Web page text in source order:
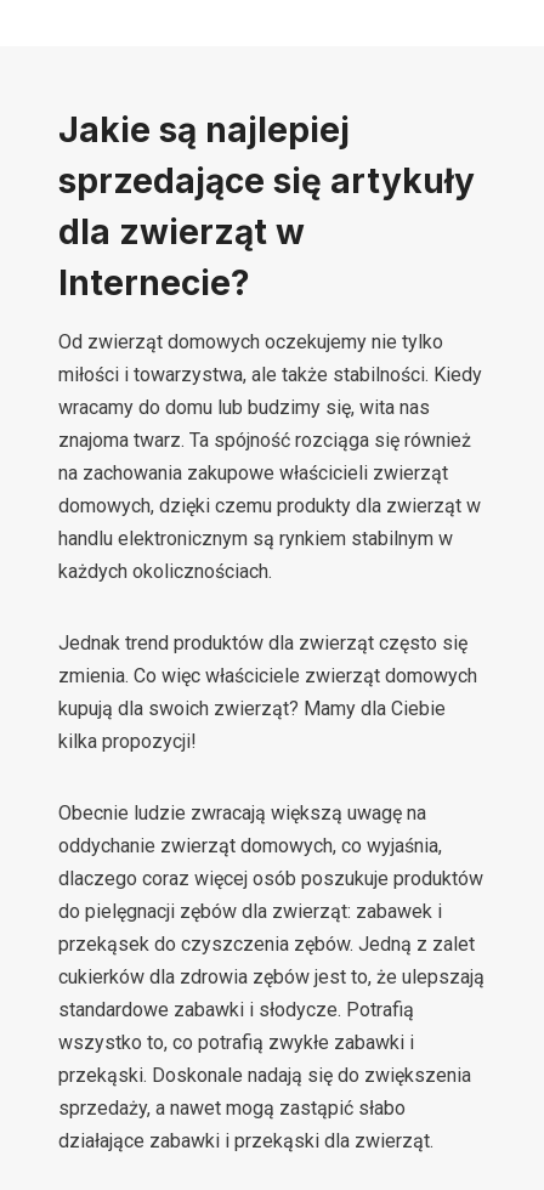
Jakie są najlepiej
sprzedające się artykuły
dla zwierząt w
Internecie?
Od zwierząt domowych oczekujemy nie tylko
miłości i towarzystwa, ale także stabilności. Kiedy
wracamy do domu lub budzimy się, wita nas
znajoma twarz. Ta spójność rozciąga się również
na zachowania zakupowe właścicieli zwierząt
domowych, dzięki czemu produkty dla zwierząt w
handlu elektronicznym są rynkiem stabilnym w
każdych okolicznościach.
Jednak trend produktów dla zwierząt często się
zmienia. Co więc właściciele zwierząt domowych
kupują dla swoich zwierząt? Mamy dla Ciebie
kilka propozycji!
Obecnie ludzie zwracają większą uwagę na
oddychanie zwierząt domowych, co wyjaśnia,
dlaczego coraz więcej osób poszukuje produktów
do pielęgnacji zębów dla zwierząt: zabawek i
przekąsek do czyszczenia zębów. Jedną z zalet
cukierków dla zdrowia zębów jest to, że ulepszają
standardowe zabawki i słodycze. Potrafią
wszystko to, co potrafią zwykłe zabawki i
przekąski. Doskonale nadają się do zwiększenia
sprzedaży, a nawet mogą zastąpić słabo
działające zabawki i przekąski dla zwierząt.